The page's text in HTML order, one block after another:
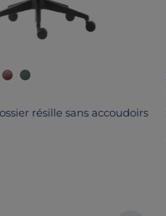
résille sans accoudoirs